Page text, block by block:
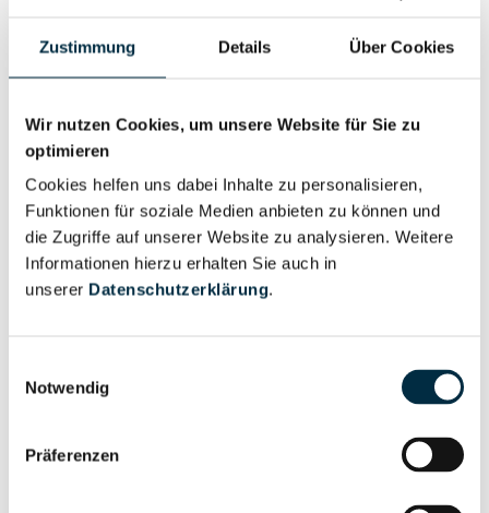
Zustimmung Details Über Cookies
Wir nutzen Cookies, um unsere Website für Sie zu
optimieren
Cookies helfen uns dabei Inhalte zu personalisieren,
Funktionen für soziale Medien anbieten zu können und
die Zugriffe auf unserer Website zu analysieren. Weitere
Informationen hierzu erhalten Sie auch in
unserer Datenschutzerklärung.
Notwendig
Präferenzen
Geschäftsführer (1)
Nutzer
Prokurist (2)
Für registrierte
Nutzer
Wirtschaftlich
Vollständiges
Unternehmensprofil